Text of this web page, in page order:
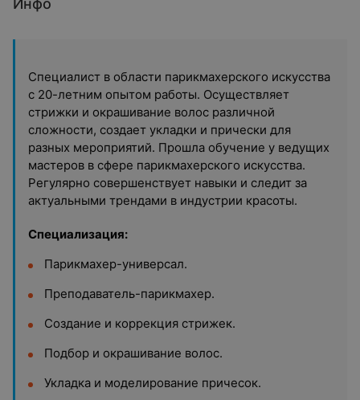
Инфо
Специалист в области парикмахерского искусства
с 20-летним опытом работы. Осуществляет
стрижки и окрашивание волос различной
сложности, создает укладки и прически для
разных мероприятий. Прошла обучение у ведущих
мастеров в сфере парикмахерского искусства.
Регулярно совершенствует навыки и следит за
актуальными трендами в индустрии красоты.
Специализация:
Парикмахер-универсал.
Преподаватель-парикмахер.
Создание и коррекция стрижек.
Подбор и окрашивание волос.
Укладка и моделирование причесок.